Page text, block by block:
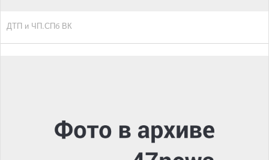
ДТП и ЧП.СПб ВК